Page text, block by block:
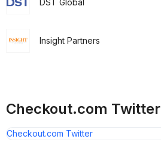
DST Global
Insight Partners
Checkout.com Twitter
Checkout.com Twitter